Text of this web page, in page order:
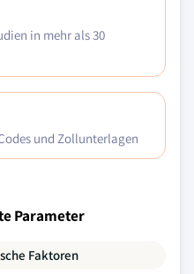
in mehr als 30
und Zollunterlagen
Parameter
Faktoren